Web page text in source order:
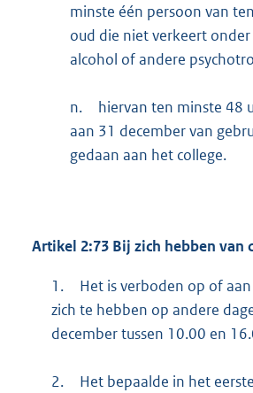
minste één persoon van
oud die niet verkeert
alcohol of andere
n.
hiervan ten minste 48
aan 31 december van
gedaan aan het college.
Artikel 2:73 Bij zich hebben van
1.
Het is verboden op of
zich te hebben op andere
december tussen 10.00 en
2.
Het bepaalde in het